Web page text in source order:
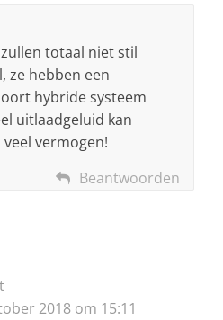
totaal niet stil
ze hebben een
hybride systeem
uitlaadgeluid kan
vermogen!
Beantwoorden
2018 om 15:11